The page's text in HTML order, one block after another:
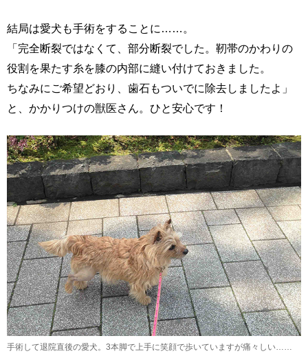
結局は愛犬も手術をすることに……。
「完全断裂ではなくて、部分断裂でした。靭帯のかわりの
役割を果たす糸を膝の内部に縫い付けておきました。
ちなみにご希望どおり、歯石もついでに除去しましたよ」
と、かかりつけの獣医さん。ひと安心です！
手術して退院直後の愛犬。3本脚で上手に笑顔で歩いていますが痛々しい……